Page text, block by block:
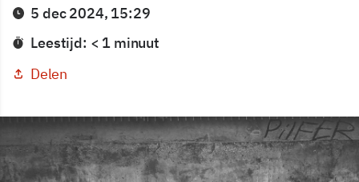
5 dec 2024, 15:29
Leestijd: < 1 minuut
Delen